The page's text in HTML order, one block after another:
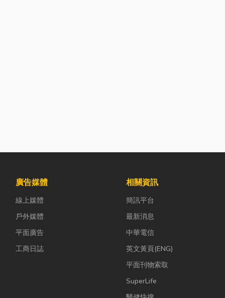
廣告媒體
線上媒體
戶外媒體
平面廣告
工商日誌
相關資訊
簡訊平台
最新消息
中華電信
英文黃頁(ENG)
平面刊物索取
SuperLife